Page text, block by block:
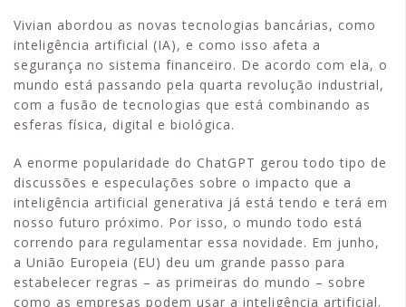
Vivian abordou as novas tecnologias bancárias, como
inteligência artificial (IA), e como isso afeta a
segurança no sistema financeiro. De acordo com ela, o
mundo está passando pela quarta revolução industrial,
com a fusão de tecnologias que está combinando as
esferas física, digital e biológica.
A enorme popularidade do ChatGPT gerou todo tipo de
discussões e especulações sobre o impacto que a
inteligência artificial generativa já está tendo e terá em
nosso futuro próximo. Por isso, o mundo todo está
correndo para regulamentar essa novidade. Em junho,
a União Europeia (EU) deu um grande passo para
estabelecer regras – as primeiras do mundo – sobre
como as empresas podem usar a inteligência artificial.